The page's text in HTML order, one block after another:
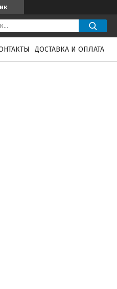
ДОСТАВКА И ОПЛАТА